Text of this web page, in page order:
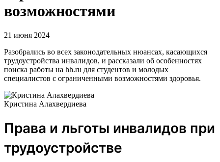
возможностями
21 июня 2024
Разобрались во всех законодательных нюансах, касающихся
трудоустройства инвалидов, и рассказали об особенностях
поиска работы на hh.ru для студентов и молодых
специалистов с ограниченными возможностями здоровья.
Кристина Алахвердиева
Права и льготы инвалидов при
трудоустройстве